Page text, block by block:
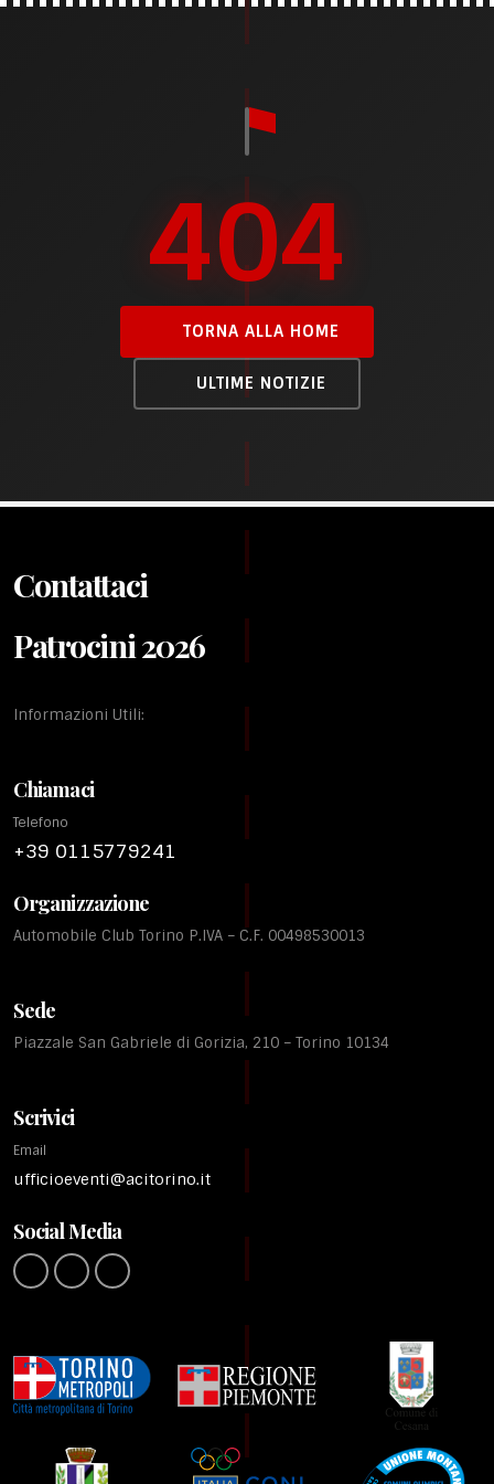
404
TORNA ALLA HOME
ULTIME NOTIZIE
Contattaci
Patrocini 2026
Informazioni Utili:
Chiamaci
Telefono
+39 0115779241
Organizzazione
Automobile Club Torino P.IVA – C.F. 00498530013
Sede
Piazzale San Gabriele di Gorizia, 210 – Torino 10134
Scrivici
Email
ufficioeventi@acitorino.it
Social Media